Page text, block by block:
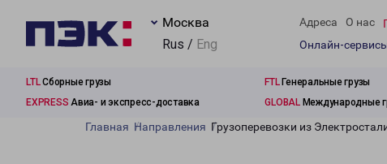
Москва
Rus / Eng
Адреса О нас
Онлайн-
LTLСборные грузы FTLГенеральные грузы
EXPRESS Авиа- и экспресс-доставка GLOBALМеждународные
Главная Направления Грузоперевозки из